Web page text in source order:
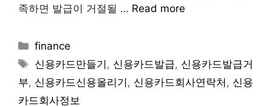
족하면 발급이 거절될 … Read more
Categories
finance
Tags
신용카드만들기 , 신용카드발급, 신용카드발급거
부, 신용카드신용올리기 , 신용카드회사연락처 , 신용
카드회사정보